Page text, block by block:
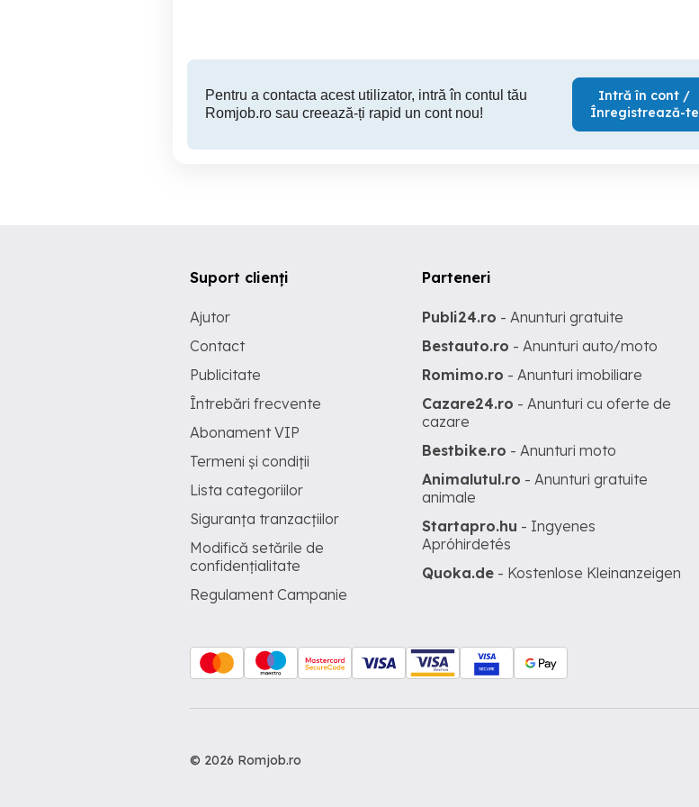
Pentru a contacta acest utilizator, intră în contul tău
Romjob.ro sau creează-ți rapid un cont nou!
Intră în cont /
Înregistrează-te
Suport clienți
Ajutor
Contact
Publicitate
Întrebări frecvente
Abonament VIP
Termeni și condiții
Lista categoriilor
Siguranța tranzacțiilor
Modifică setările de
confidențialitate
Regulament Campanie
Parteneri
Publi24.ro - Anunturi gratuite
Bestauto.ro - Anunturi auto/moto
Romimo.ro - Anunturi imobiliare
Cazare24.ro - Anunturi cu oferte de
cazare
Bestbike.ro - Anunturi moto
Animalutul.ro - Anunturi gratuite
animale
Startapro.hu - Ingyenes
Apróhirdetés
Quoka.de - Kostenlose Kleinanzeigen
© 2026 Romjob.ro